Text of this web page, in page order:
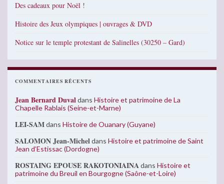
Des cadeaux pour Noël !
Histoire des Jeux olympiques | ouvrages & DVD
Notice sur le temple protestant de Salinelles (30250 – Gard)
COMMENTAIRES RÉCENTS
Jean Bernard Duvaldans Histoire et patrimoine de La
Chapelle Rablais (Seine-et-Marne)
LEI-SAMdans Histoire de Ouanary (Guyane)
SALOMON Jean-Micheldans Histoire et patrimoine de Saint
Jean d’Estissac (Dordogne)
ROSTAING EPOUSE RAKOTONIAINAdans Histoire et
patrimoine du Breuil en Bourgogne (Saône-et-Loire)